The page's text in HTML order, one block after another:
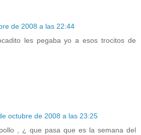
de 2008 a las 22:44
les pegaba yo a esos trocitos de
octubre de 2008 a las 23:25
, ¿ que pasa que es la semana del